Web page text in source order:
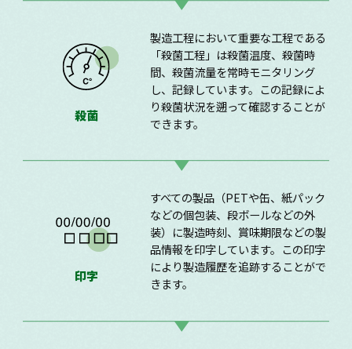
殺菌
製造工程において重要な工程である
「殺菌工程」は殺菌温度、殺菌時
間、殺菌流量を常時モニタリング
し、記録しています。この記録によ
り殺菌状況を遡って確認することが
できます。
印字
すべての製品（PETや缶、紙パック
などの個包装、段ボールなどの外
装）に製造時刻、賞味期限などの製
品情報を印字しています。この印字
により製造履歴を追跡することがで
きます。